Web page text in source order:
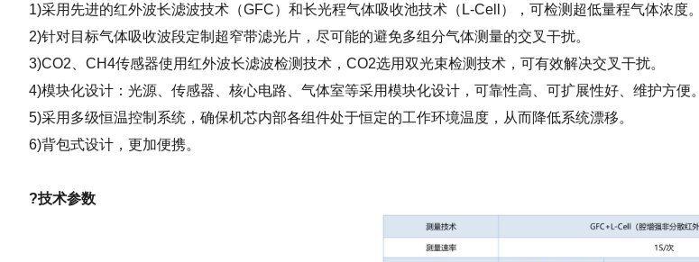
1)采用先进的红外波长滤波技术（GFC）和长光程气体吸收池技术（L-Cell），可检测超低量程气体浓度。
2)针对目标气体吸收波段定制超窄带滤光片，尽可能的避免多组分气体测量的交叉干扰。
3)CO2、CH4传感器使用红外波长滤波检测技术，CO2选用双光束检测技术，可有效解决交叉干扰。
4)模块化设计：光源、传感器、核心电路、气体室等采用模块化设计，可靠性高、可扩展性好、维护方便。
5)采用多级恒温控制系统，确保机芯内部各组件处于恒定的工作环境温度，从而降低系统漂移。
6)背包式设计，更加便携。
?技术参数